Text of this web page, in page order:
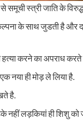
समूची स्त्री जाति के
के साथ जुडती है और
करने का अपराध करते
नया ही मोड़ ले लिया है.
है.
नहीं लड़कियां ही शिशु को